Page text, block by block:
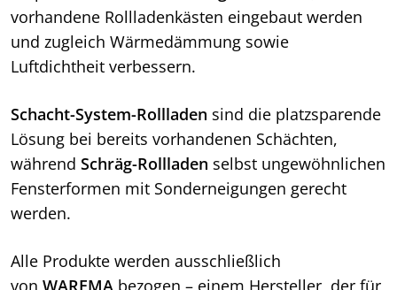
vorhandene Rollladenkästen eingebaut werden
und zugleich Wärmedämmung sowie
Luftdichtheit verbessern.
Schacht-System-Rollladen sind die platzsparende
Lösung bei bereits vorhandenen Schächten,
während Schräg-Rollladen selbst ungewöhnlichen
Fensterformen mit Sonderneigungen gerecht
werden.
Alle Produkte werden ausschließlich
von WAREMA bezogen – einem Hersteller, der für